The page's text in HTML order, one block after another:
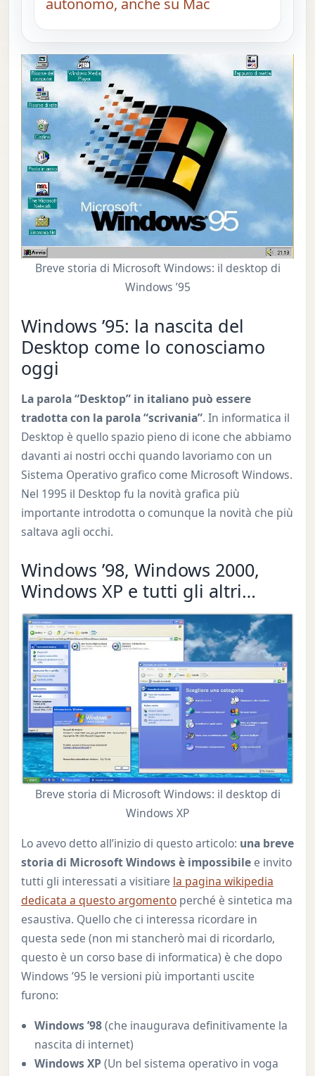
Breve storia di Microsoft Windows: il desktop di
Windows ’95
Windows ’95: la nascita del
Desktop come lo conosciamo
oggi
La parola “Desktop” in italiano può essere
tradotta con la parola “scrivania”. In informatica il
Desktop è quello spazio pieno di icone che abbiamo
davanti ai nostri occhi quando lavoriamo con un
Sistema Operativo grafico come Microsoft Windows.
Nel 1995 il Desktop fu la novità grafica più
importante introdotta o comunque la novità che più
saltava agli occhi.
Windows ’98, Windows 2000,
Windows XP e tutti gli altri…
Breve storia di Microsoft Windows: il desktop di
Windows XP
Lo avevo detto all’inizio di questo articolo: una breve
storia di Microsoft Windows è impossibilee invito
tutti gli interessati a visitiare la pagina wikipedia
dedicata a questo argomentoperché è sintetica ma
esaustiva. Quello che ci interessa ricordare in
questa sede (non mi stancherò mai di ricordarlo,
questo è un corso base di informatica) è che dopo
Windows ’95 le versioni più importanti uscite
furono:
Windows ’98(che inaugurava definitivamente la
nascita di internet)
Windows XP (Un bel sistema operativo in voga